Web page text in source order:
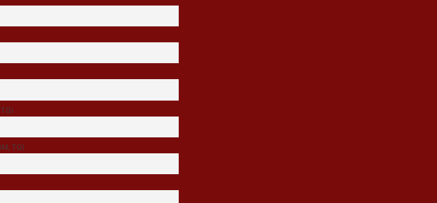
TG)